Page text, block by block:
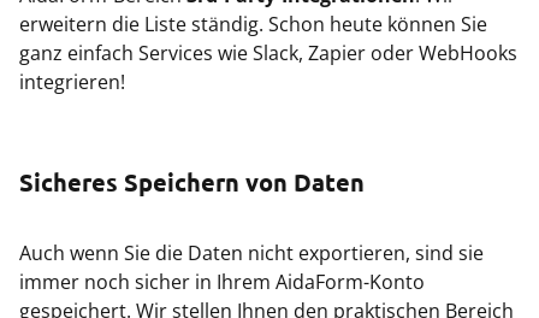
erweitern die Liste ständig. Schon heute können Sie
ganz einfach Services wie Slack, Zapier oder WebHooks
integrieren!
Sicheres Speichern von Daten
Auch wenn Sie die Daten nicht exportieren, sind sie
immer noch sicher in Ihrem AidaForm-Konto
gespeichert. Wir stellen Ihnen den praktischen Bereich